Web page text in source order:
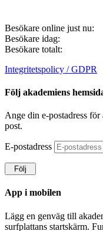
Besökare online just nu:
Besökare idag:
Besökare totalt:
Integritetspolicy / GDPR
Följ akademiens
Ange din e-postadress
post.
E-postadress
Följ
App i mobilen
Lägg en genväg till
surfplattans startskärm.